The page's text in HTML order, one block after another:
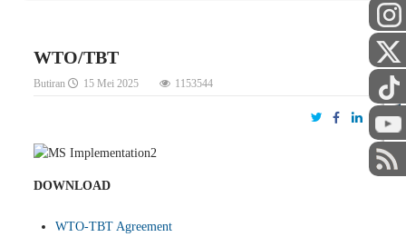
WTO/TBT
Butiran 15 Mei 2025 1153544
DOWNLOAD
WTO-TBT Agreement
STAF